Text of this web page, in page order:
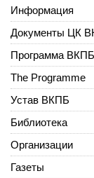
Информация
Документы ЦК
Программа ВКПБ
The Programme
Устав ВКПБ
Библиотека
Организации
Газеты